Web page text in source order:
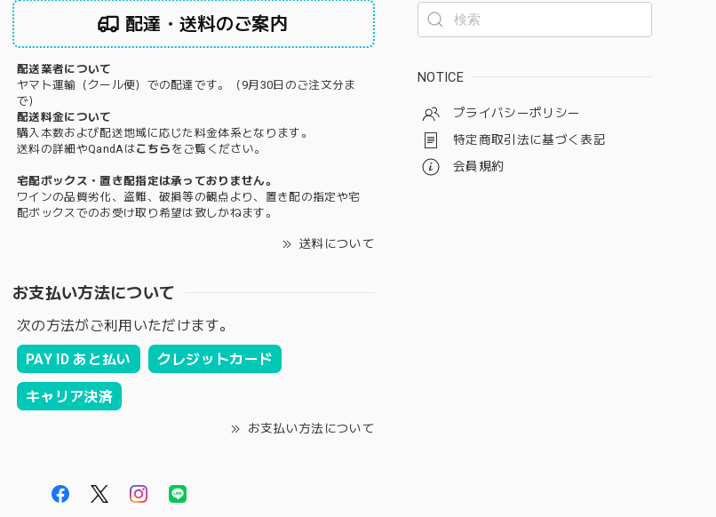
配達・送料のご案内
配送業者について
ヤマト運輸（クール便）での配達です。（9月30日のご注文分ま
で）
配送料金について
購入本数および配送地域に応じた料金体系となります。
送料の詳細やQandAはこちら をご覧ください。
宅配ボックス・置き配指定は承っておりません。
ワインの品質劣化、盗難、破損等の観点より、置き配の指定や宅
配ボックスでのお受け取り希望は致しかねます。
送料について
お支払い方法について
次の方法がご利用いただけます。
PAY ID あと払い
クレジットカード
キャリア決済
お支払い方法について
NOTICE
プライバシーポリシー
特定商取引法に基づく表記
会員規約